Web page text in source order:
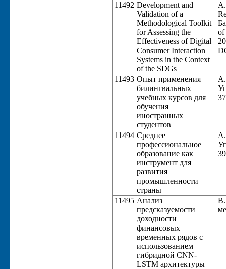
11492 Development and
Validation of a
Methodological Toolkit
for Assessing the
Effectiveness of Digital
Consumer Interaction
Systems in the Context
of the SDGs
of
11493 Опыт применения
билингвальных
учебных курсов для
обучения
иностранных
студентов
11494 Среднее
профессиональное
образование как
инструмент для
развития
промышленности
страны
11495 Анализ
предсказуемости
доходности
финансовых
временных рядов с
использованием
гибридной CNN-
LSTM архитектуры